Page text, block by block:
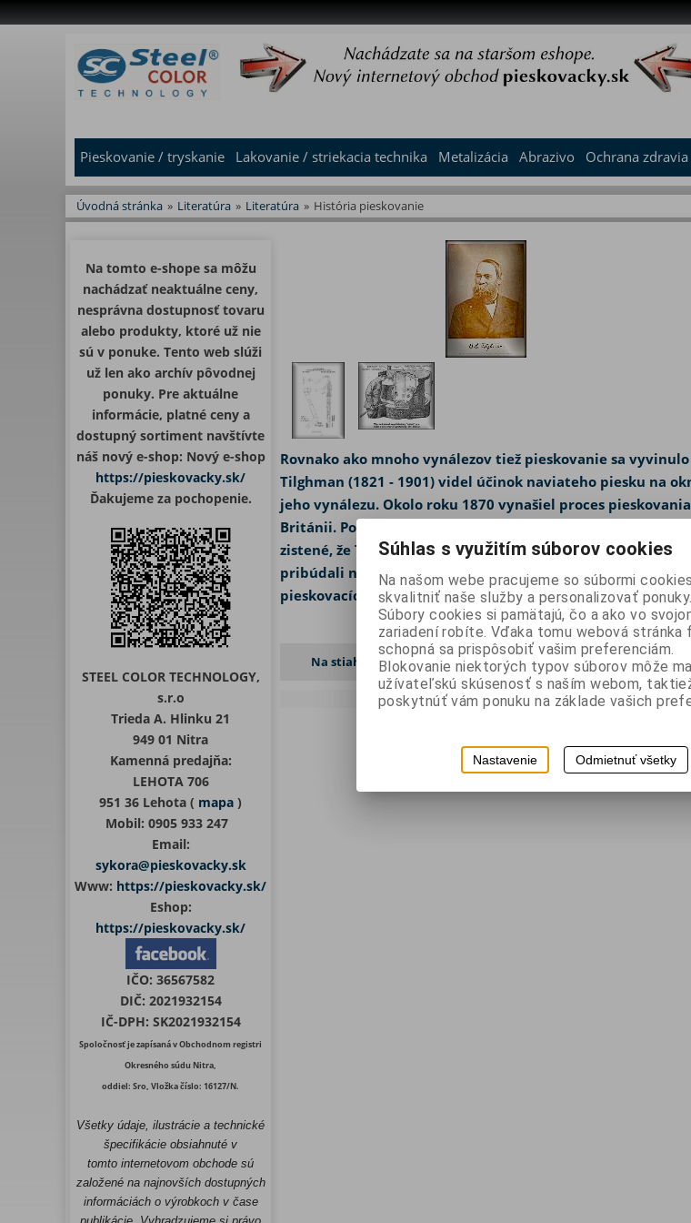
Pieskovanie / tryskanie Lakovanie / striekacia technika Metalizácia Abrazivo Ochrana zdravia
Úvodná stránka » Literatúra » Literatúra » História pieskovanie
Na tomto e-shope sa môžu
nachádzať neaktuálne ceny,
nesprávna dostupnosť tovaru
alebo produkty, ktoré už nie
sú v ponuke. Tento web slúži
už len ako archív pôvodnej
ponuky. Pre aktuálne
informácie, platné ceny a
dostupný sortiment navštívte
náš nový e-shop: Nový e-shop
https://pieskovacky.sk/
Ďakujeme za pochopenie.
STEEL COLOR TECHNOLOGY,
s.r.o
Trieda A. Hlinku 21
949 01 Nitra
Kamenná predajňa:
LEHOTA 706
951 36 Lehota ( mapa )
Mobil: 0905 933 247
Email:
sykora@pieskovacky.sk
Www: https://pieskovacky.sk/
Eshop:
https://pieskovacky.sk/
IČO: 36567582
DIČ: 2021932154
IČ-DPH: SK2021932154
Spoločnosť je zapísaná v Obchodnom registri
Okresného súdu Nitra,
oddiel: Sro, Vložka číslo: 16127/N.
Všetky údaje, ilustrácie a technické
špecifikácie obsiahnuté v
tomto internetovom obchode sú
založené na najnovších dostupných
informáciách o výrobkoch v čase
Rovnako ako mnoho vynálezov tiež pieskovanie sa
Tilghman (1821 - 1901) videl účinok naviateho piesku na
jeho vynálezu. Okolo roku 1870 vynašiel proces
Británii. Popisoval mnoho aplikácií, pre ktoré je táto
zistené, že Tilghman mal v patente zvládnuté všetky
pribúdali nápady na vylepšenia ! Aj v dnešnej dobe
pieskovacích metód, abraziva, použiteľnosi a v komforte
Na stiahnutie
Súhlas s využitím súborov cookies
Na našom webe pracujeme so súbormi
skvalitniť naše služby a personalizovať ponuky.
Súbory cookies si pamätajú, čo a ako vo
zariadení robíte. Vďaka tomu webová stránka
schopná sa prispôsobiť vašim preferenciám.
Blokovanie niektorých typov súborov môže
užívateľskú skúsenosť s naším webom,
poskytnúť vám ponuku na základe vašich
Nastavenie Odmietnuť všetky